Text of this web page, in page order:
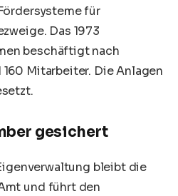
für
Das 1973
beschäftigt nach
Mitarbeiter. Die Anlagen
gesichert
bleibt die
und führt den